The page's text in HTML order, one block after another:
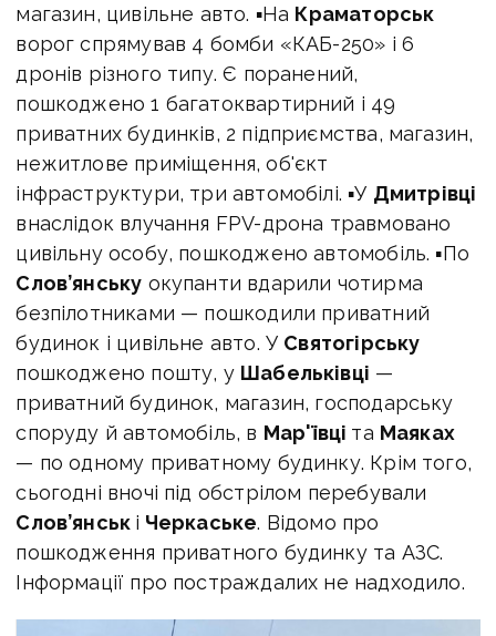
магазин, цивільне авто. ▪На Краматорськ
ворог спрямував 4 бомби «КАБ-250» і 6
дронів різного типу. Є поранений,
пошкоджено 1 багатоквартирний і 49
приватних будинків, 2 підприємства, магазин,
нежитлове приміщення, об'єкт
інфраструктури, три автомобілі. ▪У Дмитрівці
внаслідок влучання FPV-дрона травмовано
цивільну особу, пошкоджено автомобіль. ▪По
Слов’янську окупанти вдарили чотирма
безпілотниками — пошкодили приватний
будинок і цивільне авто. У Святогірську
пошкоджено пошту, у Шабельківці —
приватний будинок, магазин, господарську
споруду й автомобіль, в Мар'ївці та Маяках
— по одному приватному будинку. Крім того,
сьогодні вночі під обстрілом перебували
Слов’янськ і Черкаське. Відомо про
пошкодження приватного будинку та АЗС.
Інформації про постраждалих не надходило.